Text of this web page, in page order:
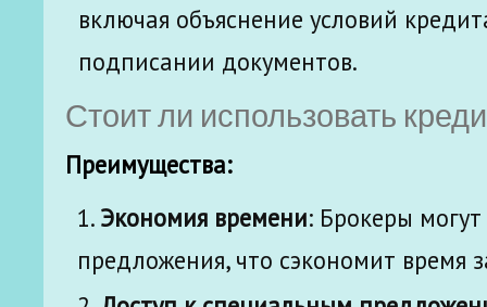
включая объяснение условий
подписании документов.
Стоит ли использовать
Преимущества:
Экономия времени: Брокеры
предложения, что сэкономит время